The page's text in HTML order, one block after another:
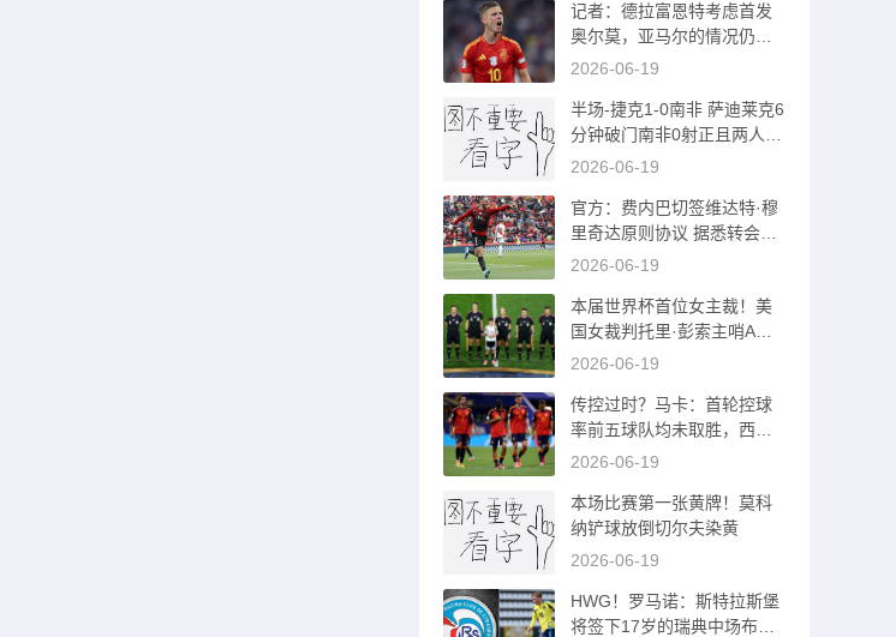
记者：德拉富恩特考虑首发
奥尔莫，亚马尔的情况仍待
观察
2026-06-19
半场-捷克1-0南非 萨迪莱克6
分钟破门南非0射正且两人染
黄
2026-06-19
官方：费内巴切签维达特·穆
里奇达原则协议 据悉转会费
1500万欧
2026-06-19
本届世界杯首位女主裁！美
国女裁判托里·彭索主哨A组
捷克vs南非
2026-06-19
传控过时？马卡：首轮控球
率前五球队均未取胜，西班
牙需找回速度
2026-06-19
本场比赛第一张黄牌！莫科
纳铲球放倒切尔夫染黄
2026-06-19
HWG！罗马诺：斯特拉斯堡
将签下17岁的瑞典中场布兰